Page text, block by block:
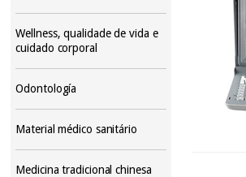
Wellness, qualidade de vida e
cuidado corporal
Odontología
Material médico sanitário
Medicina tradicional chinesa